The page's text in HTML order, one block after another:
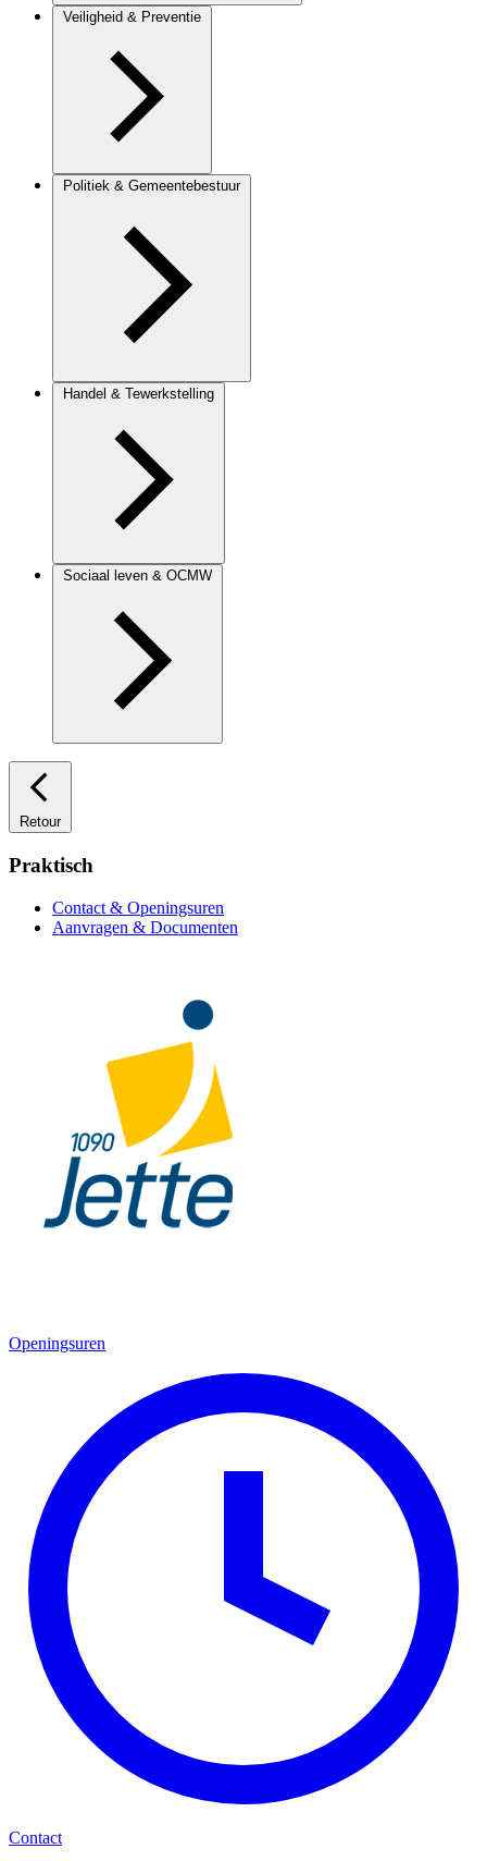
Veiligheid & Preventie
Politiek & Gemeentebestuur
Handel & Tewerkstelling
Sociaal leven & OCMW
Retour
Praktisch
Contact & Openingsuren
Aanvragen & Documenten
Openingsuren
Contact